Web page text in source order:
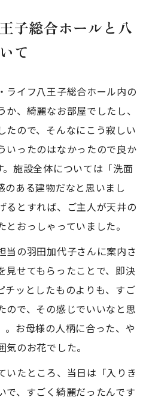
子総合ホールと八
て
ライフ八王子総合ホール内の
、綺麗なお部屋でしたし、
たので、そんなにこう寂しい
いったのはなかったので良か
施設全体については「洗面
のある建物だなと思いまし
るとすれば、ご主人が天井の
おっしゃっていました。
当の羽田加代子さんに案内さ
見せてもらったことで、即決
チッとしたものよりも、すご
ので、その感じでいいなと思
。お母様の人柄に合った、や
のお花でした。
いたところ、当日は「入りき
で、すごく綺麗だったんです